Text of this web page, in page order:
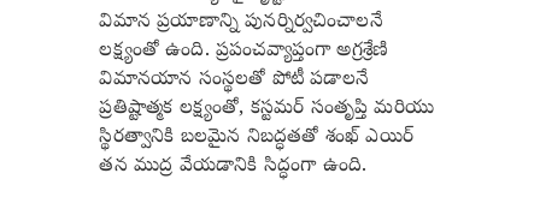
విమాన ప్రయాణాన్ని పునర్నిర్వచించాలనే
లక్ష్యంతో ఉంది. ప్రపంచవ్యాప్తంగా అగ్రశ్రేణి
విమానయాన సంస్థలతో పోటీ పడాలనే
ప్రతిష్టాత్మక లక్ష్యంతో, కస్టమర్ సంతృప్తి మరియు
స్థిరత్వానికి బలమైన నిబద్ధతతో శంఖ్ ఎయిర్
తన ముద్ర వేయడానికి సిద్ధంగా ఉంది.